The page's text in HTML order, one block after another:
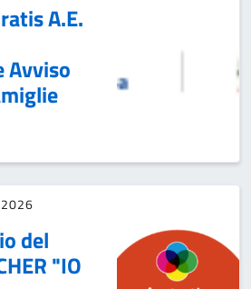
A.E.
Avviso
A.E. 2026/2027 - PUBBLICAZIONE
del
"IO